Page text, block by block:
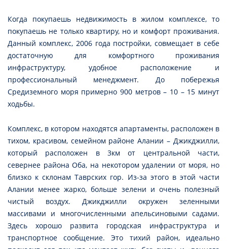
Когда покупаешь недвижимость в жилом комплексе, то
покупаешь не только квартиру, но и комфорт проживания.
Данный комплекс, 2006 года постройки, совмещает в себе
достаточную для комфортного проживания
инфраструктуру, удобное расположение и
профессиональный менеджмент. До побережья
Средиземного моря примерно 900 метров – 10 – 15 минут
ходьбы.
Комплекс, в котором находятся апартаменты, расположен в
тихом, красивом, семейном районе Алании – Джикджилли,
который расположен в 3км от центральной части,
севернее района Оба, на некотором удалении от моря, но
близко к склонам Таврских гор. Из-за этого в этой части
Алании менее жарко, больше зелени и очень полезный
чистый воздух. Джикджилли окружен зеленными
массивами и многочисленными апельсиновыми садами.
Здесь хорошо развита городская инфраструктура и
транспортное сообщение. Это тихий район, идеально